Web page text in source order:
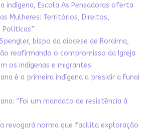
indígena, Escola As Pensadoras oferta
Mulheres: Territórios, Direitos,
Políticas”
bispo da diocese de Roraima,
reafirmando o compromisso da Igreja
os indígenas e migrantes
é a primeira indígena a presidir a Funai
“Foi um mandato de resistência à
revogará norma que facilita exploração